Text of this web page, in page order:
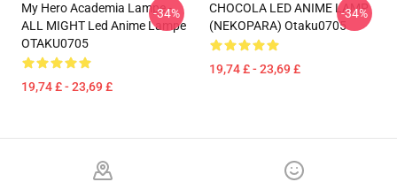
My Hero Academia Lampe -
ALL MIGHT Led Anime Lampe
OTAKU0705
19,74 £ - 23,69 £
-34%
CHOCOLA LED ANIME LAMP
(NEKOPARA) Otaku0705
19,74 £ - 23,69 £
-34%